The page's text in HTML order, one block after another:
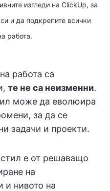
изгледи на ClickUp, за
и да подкрепите всички
работа.
работа са
те не са неизменни.
може да еволюира
за да се
задачи и проекти.
е от решаващо
на
и нивото на